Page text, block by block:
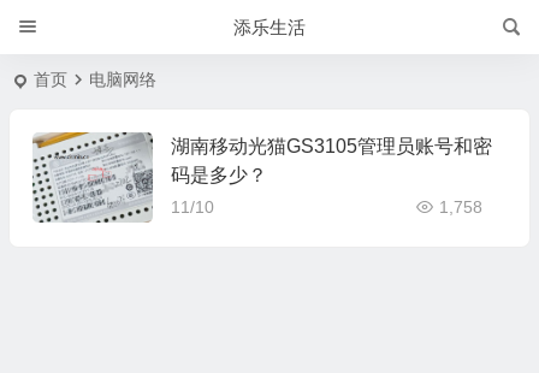
添乐生活
首页 电脑网络
湖南移动光猫GS3105管理员账号和密
码是多少？
11/10 1,758